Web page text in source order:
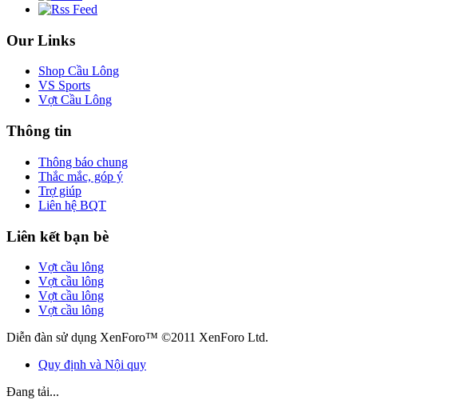
Our Links
Shop Cầu Lông
VS Sports
Vợt Cầu Lông
Thông tin
Thông báo chung
Thắc mắc, góp ý
Trợ giúp
Liên hệ BQT
Liên kết bạn bè
Vợt cầu lông
Vợt cầu lông
Vợt cầu lông
Vợt cầu lông
Diễn đàn sử dụng XenForo™ ©2011 XenForo Ltd.
Quy định và Nội quy
Đang tải...